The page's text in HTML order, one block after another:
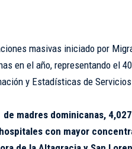
masivas iniciado por
en el año, representando el
y Estadísticas de
madres dominicanas,
con mayor